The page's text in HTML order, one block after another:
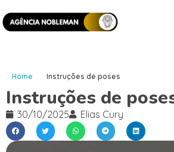
Home Instruções de poses
Instruções de
30/10/2025 Elias Cury